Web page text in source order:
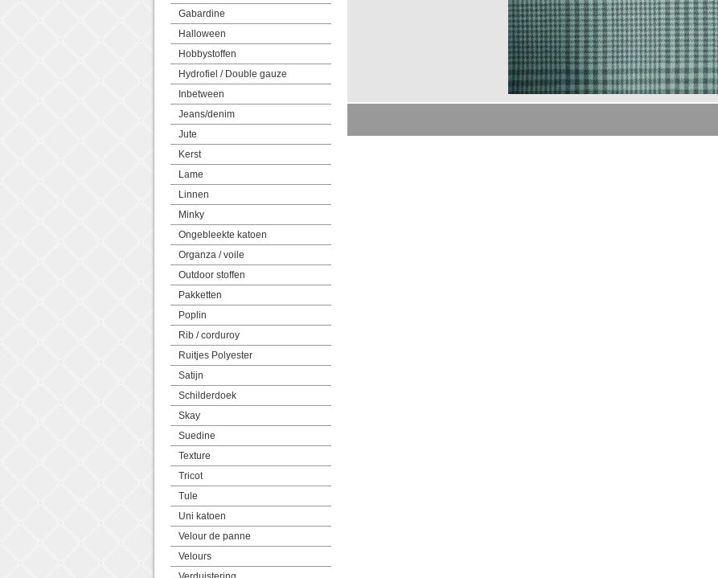
Gabardine
Halloween
Hobbystoffen
Hydrofiel / Double gauze
Inbetween
Jeans/denim
Jute
Kerst
Lame
Linnen
Minky
Ongebleekte katoen
Organza / voile
Outdoor stoffen
Pakketten
Poplin
Rib / corduroy
Ruitjes Polyester
Satijn
Schilderdoek
Skay
Suedine
Texture
Tricot
Tule
Uni katoen
Velour de panne
Velours